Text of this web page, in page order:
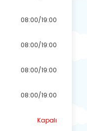
08:00/19:00
08:00/19:00
08:00/19:00
08:00/19:00
Kapalı